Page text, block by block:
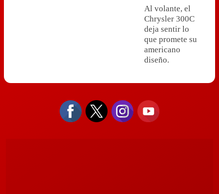
Al volante, el
Chrysler 300C
deja sentir lo
que promete su
americano
diseño.